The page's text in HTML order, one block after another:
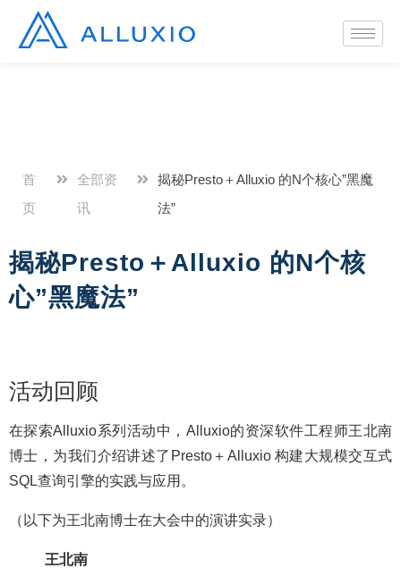
首
页
全部资
讯
揭秘Presto＋Alluxio 的N个核心”黑魔
法”
揭秘Presto＋Alluxio 的N个核
心”黑魔法”
活动回顾
在探索Alluxio系列活动中，Alluxio的资深软件工程师王北南
博士，为我们介绍讲述了Presto＋Alluxio 构建大规模交互式
SQL查询引擎的实践与应用。
（以下为王北南博士在大会中的演讲实录）
王北南